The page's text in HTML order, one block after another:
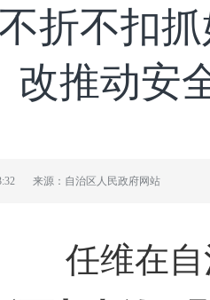
折不扣
改推动安
来源：自治区人民政府网站
任维在